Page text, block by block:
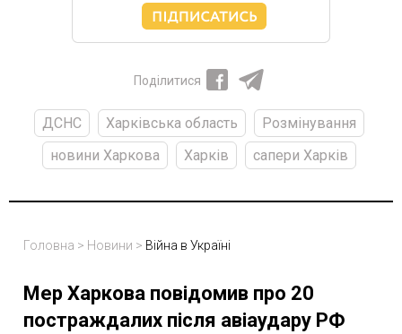
Поділитися
ДСНС Харківська область
Розмінування
новини Харкова
Харків сапери Харків
Головна > Новини > Війна в Україні
Мер Харкова повідомив про 20
постраждалих після авіаудару РФ